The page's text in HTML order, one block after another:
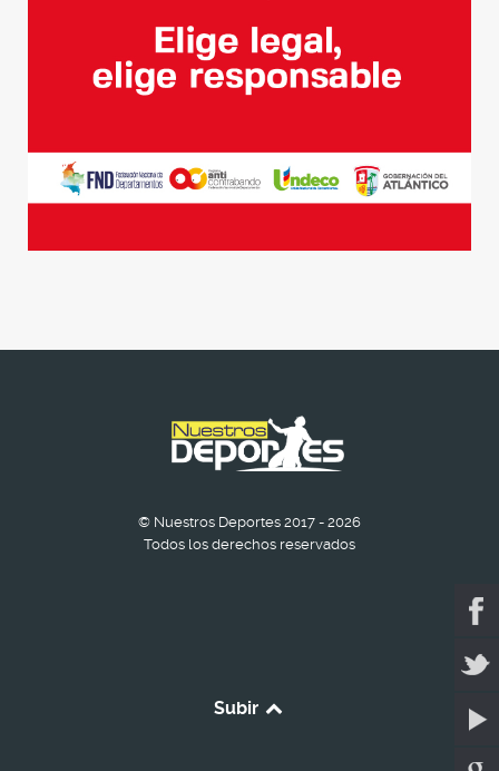
© Nuestros Deportes 2017 - 2026
Todos los derechos reservados
Subir